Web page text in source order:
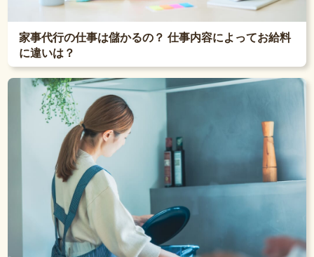
家事代行の仕事は儲かるの？ 仕事内容によってお給料
に違いは？